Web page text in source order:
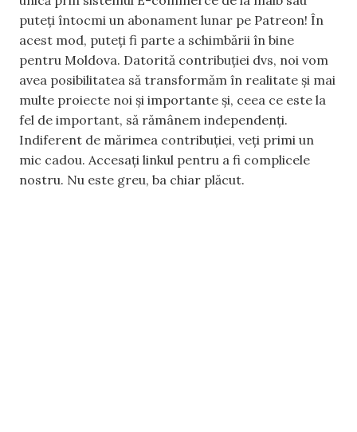
puteți întocmi un abonament lunar pe Patreon! În
acest mod, puteți fi parte a schimbării în bine
pentru Moldova. Datorită contribuției dvs, noi vom
avea posibilitatea să transformăm în realitate și mai
multe proiecte noi și importante și, ceea ce este la
fel de important, să rămânem independenți.
Indiferent de mărimea contribuției, veți primi un
mic cadou. Accesați linkul pentru a fi complicele
nostru. Nu este greu, ba chiar plăcut.